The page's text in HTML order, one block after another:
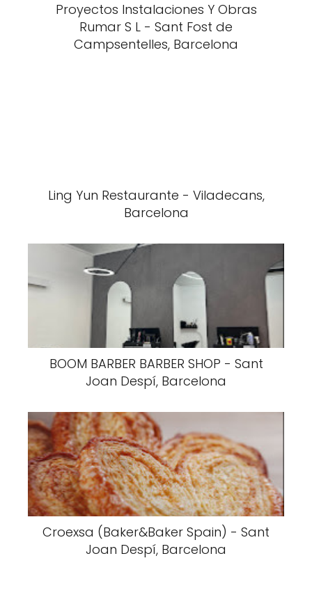
Proyectos Instalaciones Y Obras
Rumar S L - Sant Fost de
Campsentelles, Barcelona
Ling Yun Restaurante - Viladecans,
Barcelona
BOOM BARBER BARBER SHOP - Sant
Joan Despí, Barcelona
Croexsa (Baker&Baker Spain) - Sant
Joan Despí, Barcelona